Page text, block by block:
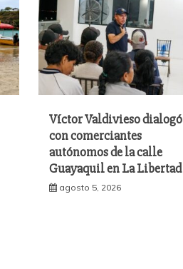
Víctor Valdivieso dialogó
con comerciantes
autónomos de la calle
Guayaquil en La Libertad
agosto 5, 2026